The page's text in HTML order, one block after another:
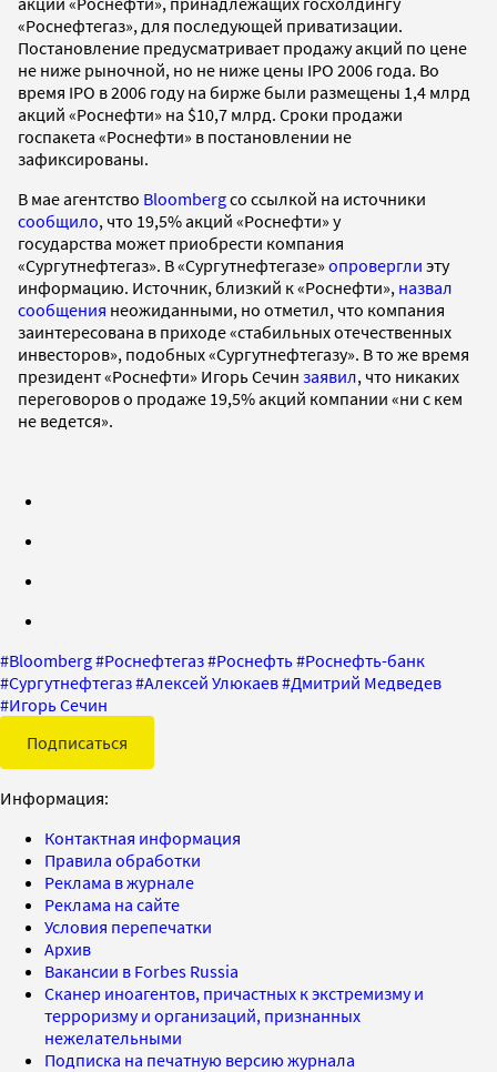
«Роснефтегаз», для последующей приватизации.
Постановление предусматривает продажу акций по цене
не ниже рыночной, но не ниже цены IPO 2006 года. Во
время IPO в 2006 году на бирже были размещены 1,4 млрд
акций «Роснефти» на $10,7 млрд. Сроки продажи
госпакета «Роснефти» в постановлении не
зафиксированы.
В мае агентство Bloombergсо ссылкой на источники
сообщило, что 19,5% акций «Роснефти» у
государства может приобрести компания
«Сургутнефтегаз». В «Сургутнефтегазе» опровергли эту
информацию. Источник, близкий к «Роснефти», назвал
сообщения неожиданными, но отметил, что компания
заинтересована в приходе «стабильных отечественных
инвесторов», подобных «Сургутнефтегазу». В то же время
президент «Роснефти» Игорь Сечин заявил, что никаких
переговоров о продаже 19,5% акций компании «ни с кем
не ведется».
#Bloomberg#Роснефтегаз#Роснефть#Роснефть-банк
#Сургутнефтегаз#Алексей Улюкаев#Дмитрий Медведев
#Игорь Сечин
Подписаться
Информация:
Контактная информация
Правила обработки
Реклама в журнале
Реклама на сайте
Условия перепечатки
Архив
Вакансии в Forbes Russia
Сканер иноагентов, причастных к экстремизму и
терроризму и организаций, признанных
нежелательными
Подписка на печатную версию журнала